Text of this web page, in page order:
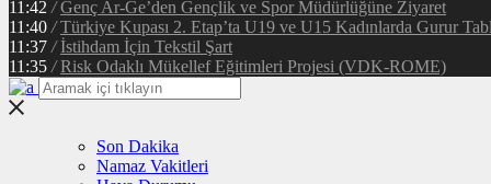
11:42 / Genç Ar-Ge’den Gençlik ve Spor Müdürlüğüne Ziyaret
11:40 / Türkiye Kupası 2. Etap’ta U19 ve U15 Kadınlarda Gurur
11:37 / İstihdam İçin Tekstil Şart
11:35 / Risk Odaklı Mükellef Eğitimleri Projesi (VDK-ROME)
Son Dakika
Namaz Vakitleri